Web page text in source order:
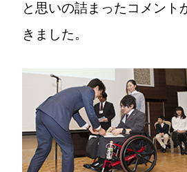
と思いの詰まったコメント
きました。